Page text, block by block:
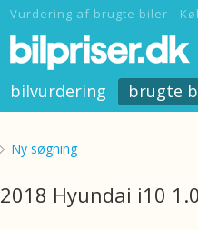
Vurdering af brugte biler -
bilvurdering brugte
Ny søgning
2018 Hyundai i10